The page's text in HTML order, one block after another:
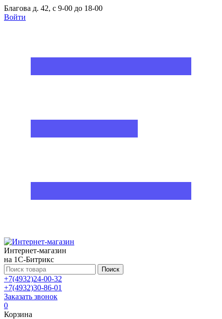
Благова д. 42, с 9-00 до 18-00
Войти
Интернет-магазин
на 1С-Битрикс
Поиск
+7(4932)24-00-32
+7(4932)30-86-01
Заказать звонок
0
Корзина